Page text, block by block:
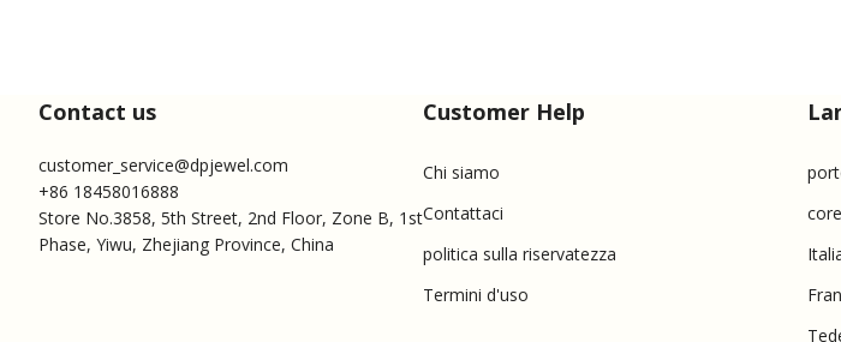
Contact us
customer_service@dpjewel.com
+86 18458016888
Store No.3858, 5th Street, 2nd Floor, Zone B, 1st
Phase, Yiwu, Zhejiang Province, China
Customer Help
Chi siamo
Contattaci
politica sulla riservatezza
Termini d'uso